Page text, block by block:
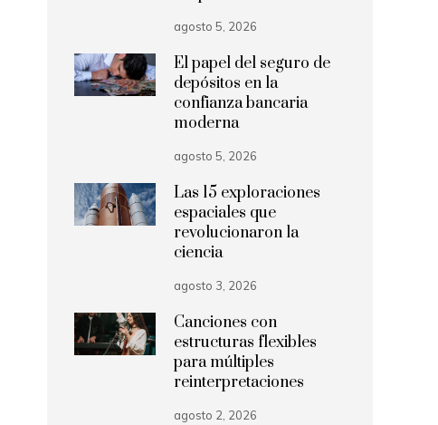
agosto 5, 2026
El papel del seguro de
depósitos en la
confianza bancaria
moderna
agosto 5, 2026
Las 15 exploraciones
espaciales que
revolucionaron la
ciencia
agosto 3, 2026
Canciones con
estructuras flexibles
para múltiples
reinterpretaciones
agosto 2, 2026